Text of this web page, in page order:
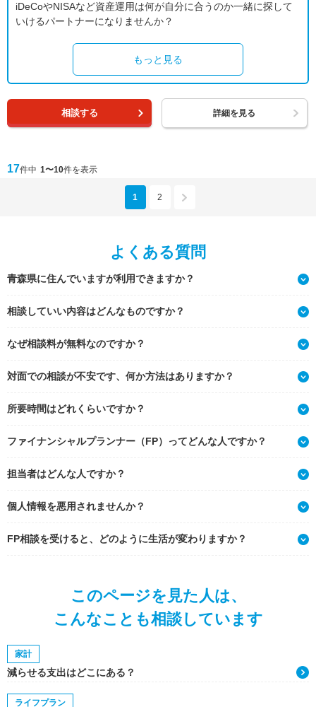
iDeCoやNISAなど資産運用は何が自分に合うのか一緒に探して
いけるパートナーになりませんか？
もっと見る
相談する 詳細を見る
17件中 1〜10件を表示
1 2
よくある質問
青森県に住んでいますが利用できますか？
相談していい内容はどんなものですか？
なぜ相談料が無料なのですか？
対面での相談が不安です、何か方法はありますか？
所要時間はどれくらいですか？
ファイナンシャルプランナー（FP）ってどんな人ですか？
担当者はどんな人ですか？
個人情報を悪用されませんか？
FP相談を受けると、どのように生活が変わりますか？
このページを見た人は、
こんなことも相談しています
家計
減らせる支出はどこにある？
ライフプラン